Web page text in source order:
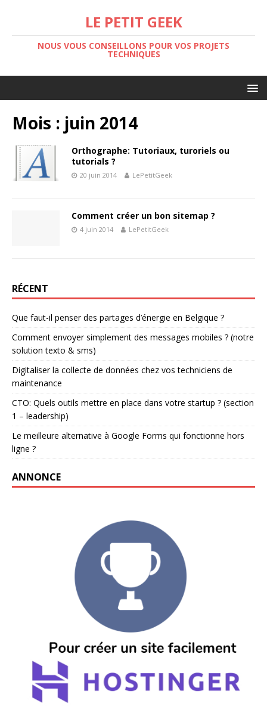
LE PETIT GEEK
NOUS VOUS CONSEILLONS POUR VOS PROJETS
TECHNIQUES
Mois : juin 2014
Orthographe: Tutoriaux, turoriels ou
tutorials ?
20 juin 2014 LePetitGeek
Comment créer un bon sitemap ?
4 juin 2014 LePetitGeek
RÉCENT
Que faut-il penser des partages d’énergie en Belgique ?
Comment envoyer simplement des messages mobiles ? (notre
solution texto & sms)
Digitaliser la collecte de données chez vos techniciens de
maintenance
CTO: Quels outils mettre en place dans votre startup ? (section
1 – leadership)
Le meilleure alternative à Google Forms qui fonctionne hors
ligne ?
ANNONCE